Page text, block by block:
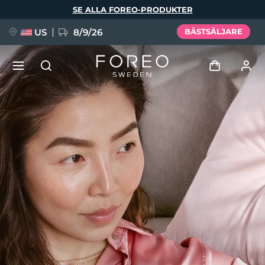
SE ALLA FOREO-PRODUKTER
US 8/9/26 BÄSTSÄLJARE
Logga in
Användarprofil
Mina enheter
Mina beställningar
Mina adresser
Mina prenumerationer
NYHET
FAQ™ Pure Beauty-Tech Elixir
BREAKING NEWS
issa™ Teeth Whitening Set
Språk
English Deutsch
Español
Français
Italiano
Português
Polski
Svenska
Русский
Türkçe
简体中文 繁體中文